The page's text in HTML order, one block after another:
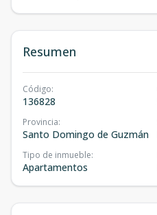
Resumen
Código:
136828
Provincia:
Santo Domingo de Guzmán
Tipo de inmueble:
Apartamentos